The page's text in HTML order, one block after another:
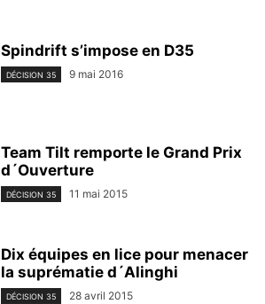
Spindrift s’impose en D35
DÉCISION 35 9 mai 2016
Team Tilt remporte le Grand Prix
d´Ouverture
DÉCISION 35 11 mai 2015
Dix équipes en lice pour menacer
la suprématie d´Alinghi
DÉCISION 35 28 avril 2015